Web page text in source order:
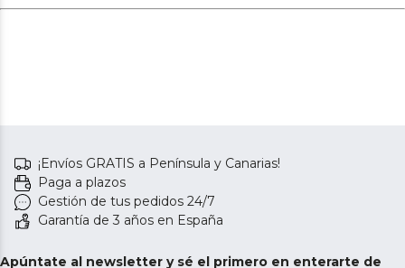
¡Envíos GRATIS a Península y Canarias!
Paga a plazos
Gestión de tus pedidos 24/7
Garantía de 3 años en España
Apúntate al newsletter y sé el primero en enterarte de